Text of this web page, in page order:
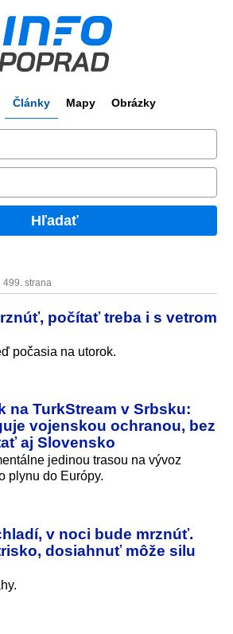
Články Mapy Obrázky
Hľadať
499. strana
počítať treba i s vetrom
počasia na utorok.
na TurkStream v Srbsku:
vojenskou ochranou, bez
aj Slovensko
jedinou trasou na vývoz
plynu do Európy.
v noci bude mrznúť.
dosiahnuť môže silu